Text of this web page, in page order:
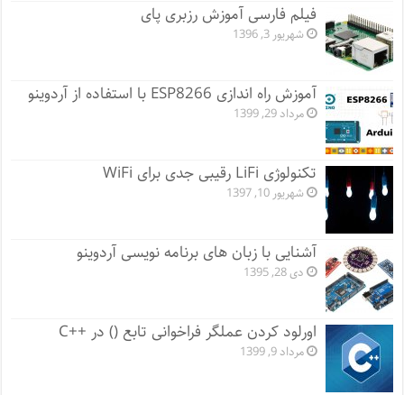
فیلم فارسی آموزش رزبری پای
شهریور 3, 1396
آموزش راه اندازی ESP8266 با استفاده از آردوینو
مرداد 29, 1399
تکنولوژی LiFi رقیبی جدی برای WiFi
شهریور 10, 1397
آشنایی با زبان های برنامه نویسی آردوینو
دی 28, 1395
اورلود کردن عملگر فراخوانی تابع () در ++C
مرداد 9, 1399